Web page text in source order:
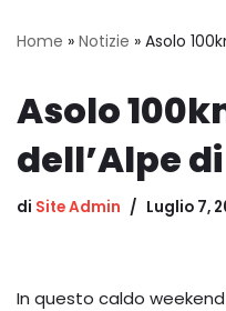
Home » Notizie » Asolo
Asolo
dell’Alpe
di Site Admin Luglio 7,
In questo caldo